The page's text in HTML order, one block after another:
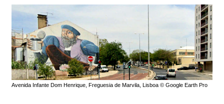
Avenida Infante Dom Henrique, Freguesia de Marvila, Lisboa © Google Earth Pro